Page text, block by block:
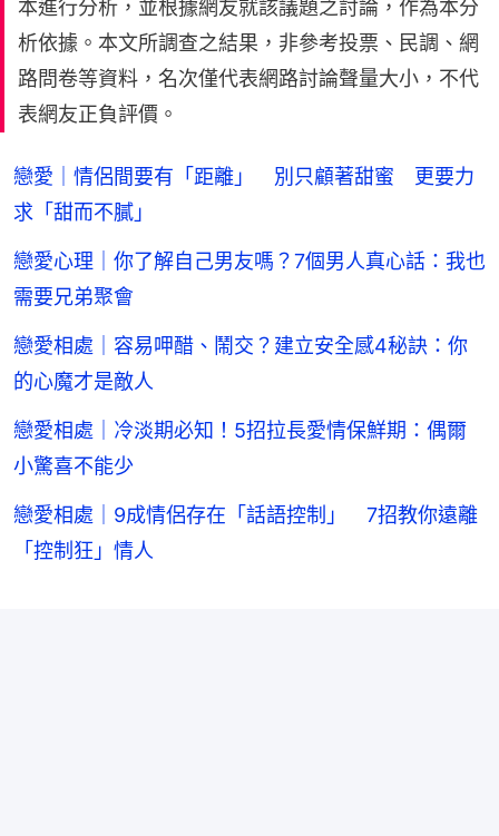
本進行分析，並根據網友就該議題之討論，作為本分
析依據。本文所調查之結果，非參考投票、民調、網
路問卷等資料，名次僅代表網路討論聲量大小，不代
表網友正負評價。
戀愛｜情侶間要有「距離」 別只顧著甜蜜 更要力
求「甜而不膩」
戀愛心理｜你了解自己男友嗎？7個男人真心話：我也
需要兄弟聚會
戀愛相處｜容易呷醋、鬧交？建立安全感4秘訣：你
的心魔才是敵人
戀愛相處｜冷淡期必知！5招拉長愛情保鮮期：偶爾
小驚喜不能少
戀愛相處｜9成情侶存在「話語控制」 7招教你遠離
「控制狂」情人